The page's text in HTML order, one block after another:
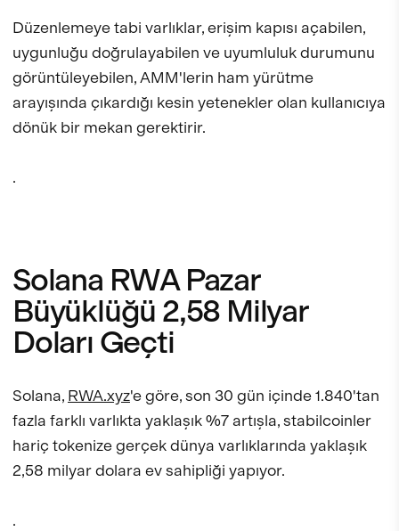
Düzenlemeye tabi varlıklar, erişim kapısı açabilen,
uygunluğu doğrulayabilen ve uyumluluk durumunu
görüntüleyebilen, AMM'lerin ham yürütme
arayışında çıkardığı kesin yetenekler olan kullanıcıya
dönük bir mekan gerektirir.
.
Solana RWA Pazar
Büyüklüğü 2,58 Milyar
Doları Geçti
Solana, RWA.xyz'e göre, son 30 gün içinde 1.840'tan
fazla farklı varlıkta yaklaşık %7 artışla, stabilcoinler
hariç tokenize gerçek dünya varlıklarında yaklaşık
2,58 milyar dolara ev sahipliği yapıyor.
.